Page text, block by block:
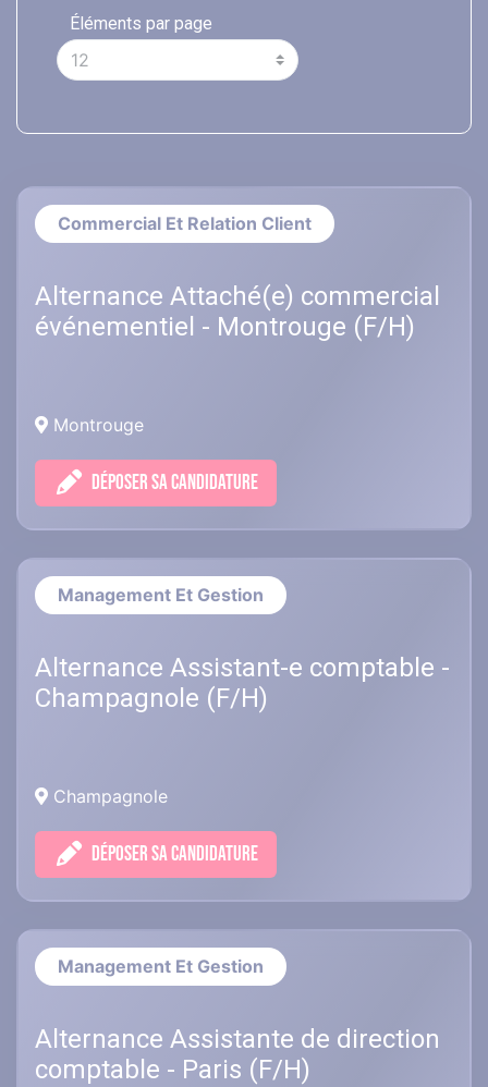
Éléments par page
Commercial Et Relation Client
Alternance Attaché(e) commercial
événementiel - Montrouge (F/H)
Montrouge
DÉPOSER SA CANDIDATURE
Management Et Gestion
Alternance Assistant-e comptable -
Champagnole (F/H)
Champagnole
DÉPOSER SA CANDIDATURE
Management Et Gestion
Alternance Assistante de direction
comptable - Paris (F/H)